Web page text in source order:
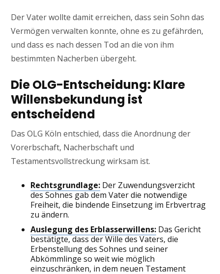
Der Vater wollte damit erreichen, dass sein Sohn das
Vermögen verwalten konnte, ohne es zu gefährden,
und dass es nach dessen Tod an die von ihm
bestimmten Nacherben übergeht.
Die OLG-Entscheidung: Klare
Willensbekundung ist
entscheidend
Das OLG Köln entschied, dass die Anordnung der
Vorerbschaft, Nacherbschaft und
Testamentsvollstreckung wirksam ist.
Rechtsgrundlage: Der Zuwendungsverzicht
des Sohnes gab dem Vater die notwendige
Freiheit, die bindende Einsetzung im Erbvertrag
zu ändern.
Auslegung des Erblasserwillens: Das Gericht
bestätigte, dass der Wille des Vaters, die
Erbenstellung des Sohnes und seiner
Abkömmlinge so weit wie möglich
einzuschränken, in dem neuen Testament